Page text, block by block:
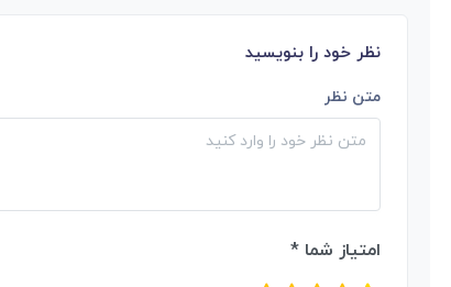
نظر خود را بنویسید
متن نظر
امتیاز شما *